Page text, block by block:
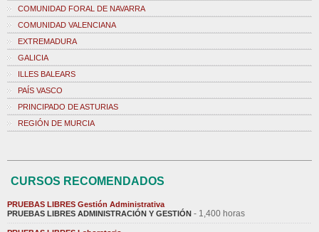
COMUNIDAD FORAL DE NAVARRA
COMUNIDAD VALENCIANA
EXTREMADURA
GALICIA
ILLES BALEARS
PAÍS VASCO
PRINCIPADO DE ASTURIAS
REGIÓN DE MURCIA
CURSOS RECOMENDADOS
PRUEBAS LIBRES Gestión Administrativa
PRUEBAS LIBRES ADMINISTRACIÓN Y GESTIÓN - 1,400 horas